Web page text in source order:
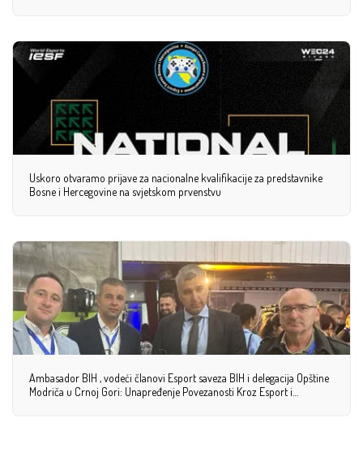
Uskoro otvaramo prijave za nacionalne kvalifikacije za predstavnike
Bosne i Hercegovine na svjetskom prvenstvu
Ambasador BIH , vodeći članovi Esport saveza BIH i delegacija Opštine
Modriča u Crnoj Gori: Unapređenje Povezanosti Kroz Esport i